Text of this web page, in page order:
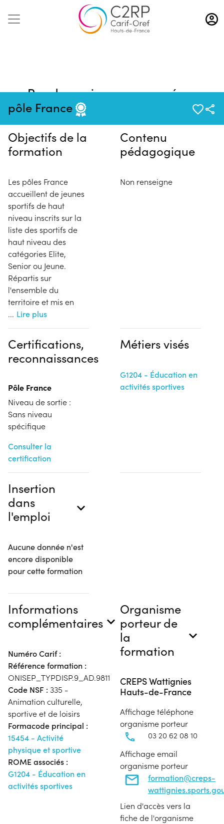
Aller
au
contenu
pôle France
Pas de session programmée en
ce moment
Objectifs de la
formation
Les pôles France
accueillent de jeunes
sportifs de haut
niveau inscrits sur la
liste des sportifs de
haut niveau des
catégories Elite,
Senior ou Jeune.
Répartis sur
l'ensemble du
territoire et mis en
... Lire plus
Contenu
pédagogique
Non renseigne
Certifications,
reconnaissances
Pôle France
Niveau de sortie :
Sans niveau
spécifique
Consulter la
certification
Métiers visés
G1204 - Éducation en
activités sportives
Insertion
dans
l'emploi
Aucune donnée n'est
encore disponible
pour cette formation
Informations
complémentaires
Numéro Carif :
Référence formation :
ONISEP_TYPDISP.9_AD.9811
Code NSF : 335 -
Animation culturelle,
sportive et de loisirs
Formacode principal :
15454 - Activité
physique et sportive
ROME associés :
G1204 - Éducation en
activités sportives
Organisme
porteur de
la
formation
CREPS Wattignies
Hauts-de-France
Affichage téléphone
organisme porteur
03 20 62 08 10
Affichage email
organisme porteur
formation@creps-
Lien d'accès vers la
fiche de l'organisme